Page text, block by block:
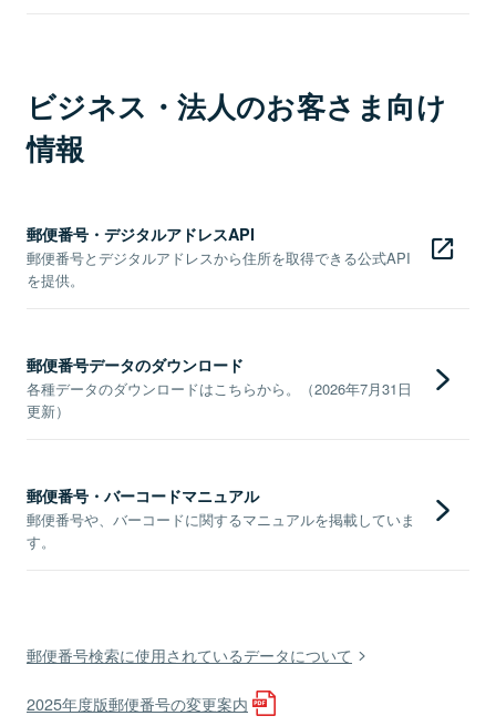
ビジネス・法人のお客さま向け
情報
郵便番号・デジタルアドレスAPI
郵便番号とデジタルアドレスから住所を取得できる公式API
を提供。
郵便番号データのダウンロード
各種データのダウンロードはこちらから。（2026年7月31日
更新）
郵便番号・バーコードマニュアル
郵便番号や、バーコードに関するマニュアルを掲載していま
す。
郵便番号検索に使用されているデータについて
2025年度版郵便番号の変更案内